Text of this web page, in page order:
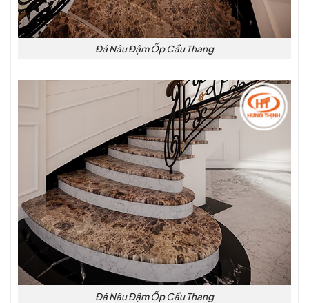
Đá Nâu Đậm Ốp Cầu Thang
Đá Nâu Đậm Ốp Cầu Thang